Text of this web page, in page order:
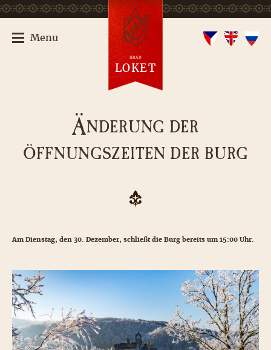
ÄNDERUNG DER
ÖFFNUNGSZEITEN DER BURG
Am Dienstag, den 30. Dezember, schließt die Burg bereits um 15:00 Uhr.
Menu
HRAD
LOKET